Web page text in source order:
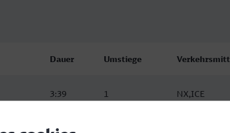
Dauer Umstiege
3:39 1 NX,ICE